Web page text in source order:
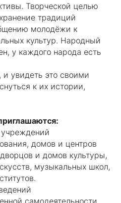
Творческой целью
традиций
молодёжи к
культур. Народный
у каждого народа есть
увидеть это своими
к их истории,
домов и центров
и домов культуры,
музыкальных школ,
самодеятельности